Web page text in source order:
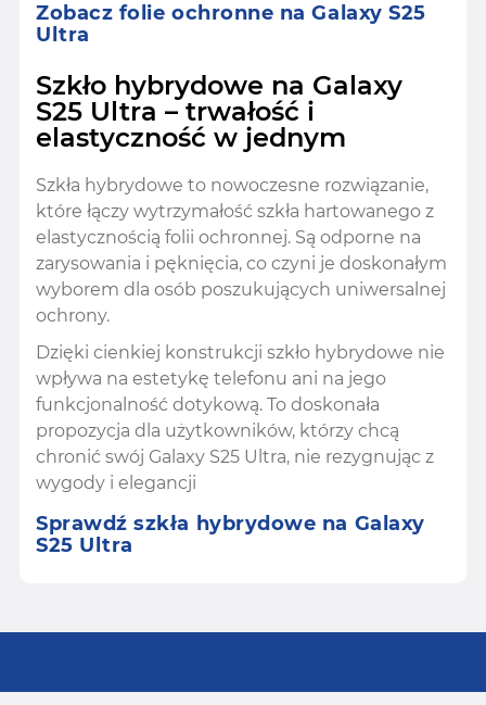
Zobacz folie ochronne na Galaxy S25
Ultra
Szkło hybrydowe na Galaxy
S25 Ultra – trwałość i
elastyczność w jednym
Szkła hybrydowe to nowoczesne rozwiązanie,
które łączy wytrzymałość szkła hartowanego z
elastycznością folii ochronnej. Są odporne na
zarysowania i pęknięcia, co czyni je doskonałym
wyborem dla osób poszukujących uniwersalnej
ochrony.
Dzięki cienkiej konstrukcji szkło hybrydowe nie
wpływa na estetykę telefonu ani na jego
funkcjonalność dotykową. To doskonała
propozycja dla użytkowników, którzy chcą
chronić swój Galaxy S25 Ultra, nie rezygnując z
wygody i elegancji
Sprawdź szkła hybrydowe na Galaxy
S25 Ultra